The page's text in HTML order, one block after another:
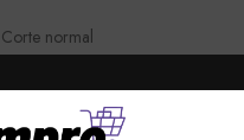
Corte normal
Cuello redondo